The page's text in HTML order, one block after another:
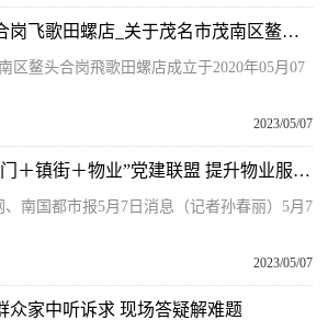
茂名市茂南区鳌头合岗飞歌田螺店_关于茂名市茂南区鳌头合岗飞歌田螺店的简介
区鳌头合岗飛歌田螺店成立于2020年05月07
2023/05/07
海口琼山区首创“部门＋镇街＋物业”党建联盟 提升物业服务质量 焦点报道
南国都市报5月7日消息（记者孙春丽）5月7
2023/05/07
众家中听诉求 现场答疑解难题